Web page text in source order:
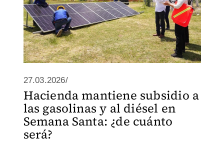
27.03.2026/
Hacienda mantiene subsidio a
las gasolinas y al diésel en
Semana Santa: ¿de cuánto
será?